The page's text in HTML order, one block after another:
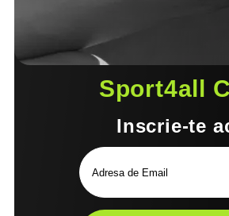
Sport4all
Inscrie-te